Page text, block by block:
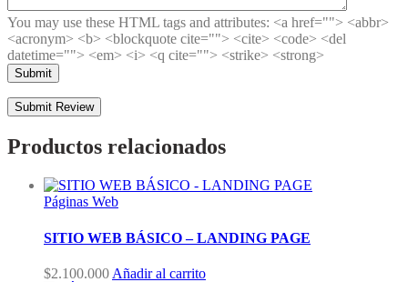
You may use these HTML tags and attributes: <a href=""> <abbr>
<acronym> <b> <blockquote cite=""> <cite> <code> <del
datetime=""> <em> <i> <q cite=""> <strike> <strong>
Submit
Productos relacionados
Páginas Web
SITIO WEB BÁSICO – LANDING PAGE
$2.100.000 Añadir al carrito